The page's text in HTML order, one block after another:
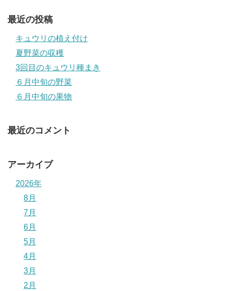
最近の投稿
キュウリの植え付け
夏野菜の収穫
3回目のキュウリ種まき
６月中旬の野菜
６月中旬の果物
最近のコメント
アーカイブ
2026年
8月
7月
6月
5月
4月
3月
2月